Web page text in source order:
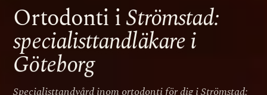
Ortodonti iStrömstad:
specialisttandläkare i
Göteborg
Specialisttandvård inom ortodonti för dig i Strömstad: